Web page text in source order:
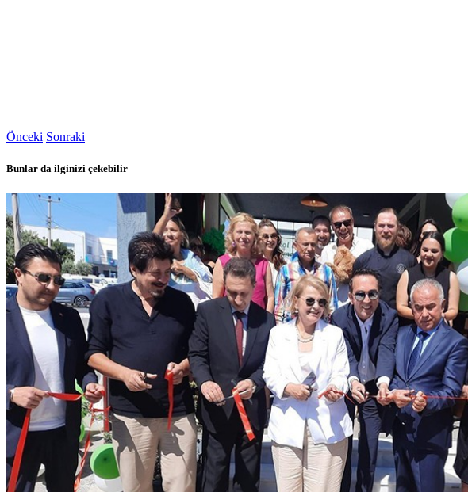
Önceki Sonraki
Bunlar da ilginizi çekebilir